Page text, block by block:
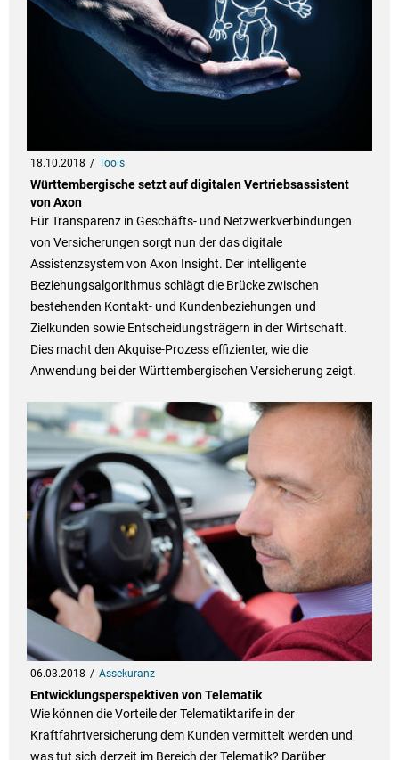
18.10.2018 Tools
Württembergische setzt auf digitalen Vertriebsassistent
von Axon
Für Transparenz in Geschäfts- und Netzwerkverbindungen
von Versicherungen sorgt nun der das digitale
Assistenzsystem von Axon Insight. Der intelligente
Beziehungsalgorithmus schlägt die Brücke zwischen
bestehenden Kontakt- und Kundenbeziehungen und
Zielkunden sowie Entscheidungsträgern in der Wirtschaft.
Dies macht den Akquise-Prozess effizienter, wie die
Anwendung bei der Württembergischen Versicherung zeigt.
06.03.2018 Assekuranz
Entwicklungsperspektiven von Telematik
Wie können die Vorteile der Telematiktarife in der
Kraftfahrtversicherung dem Kunden vermittelt werden und
was tut sich derzeit im Bereich der Telematik? Darüber